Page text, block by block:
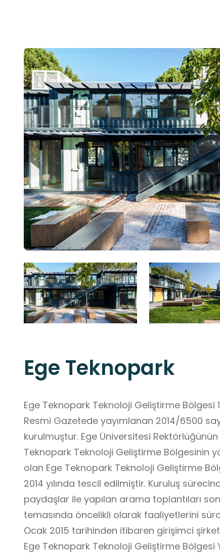
Ege Teknopark
Ege Teknopark Teknoloji Geliştirme Bölgesi
Resmi Gazetede yayımlanan 2014/6500
kurulmuştur. Ege Üniversitesi Rektörlüğünün 100% hisse sahibi
Teknopark Teknoloji Geliştirme Bölgesinin
olan Ege Teknopark Teknoloji Geliştirme
2014 yılında tescil edilmiştir. Kuruluş
paydaşlar ile yapılan arama toplantıları
temasında öncelikli olarak faaliyetlerini
Ocak 2015 tarihinden itibaren girişimci
Ege Teknopark Teknoloji Geliştirme Bölgesi